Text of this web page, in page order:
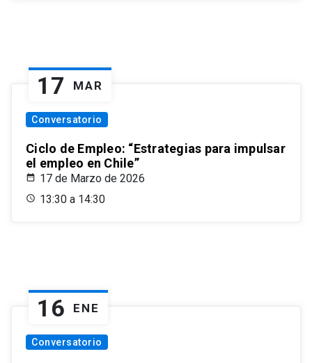
17 MAR
Conversatorio
Ciclo de Empleo: “Estrategias para impulsar
el empleo en Chile”
17 de Marzo de 2026
13:30 a 14:30
16 ENE
Conversatorio